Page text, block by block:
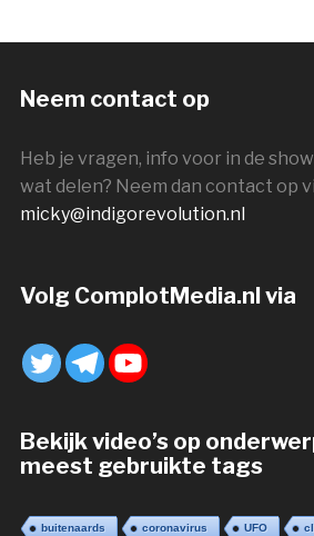
Neem contact op
Heb je vragen, info voor in de
wat delen? Neem dan contact op
micky@indigorevolution.nl
Volg ComplotMedia.nl via
Bekijk video’s op
meest gebruikte tags
buitenaards coronavirus UFO